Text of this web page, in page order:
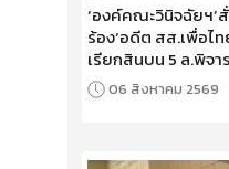
‘องค์คณะวินิจฉัยฯ’
ร้อง‘อดีต สส.เพื่อไ
เรียกสินบน 5 ล.พิจ
06 สิงหาคม 2569